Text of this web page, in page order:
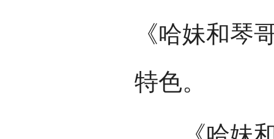
《哈妹和琴
特色。